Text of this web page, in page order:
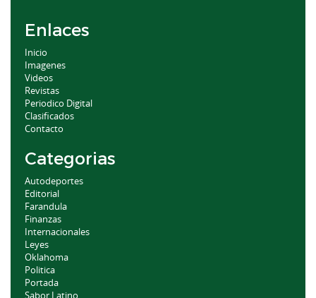
Enlaces
Inicio
Imagenes
Videos
Revistas
Periodico Digital
Clasificados
Contacto
Categorias
Autodeportes
Editorial
Farandula
Finanzas
Internacionales
Leyes
Oklahoma
Politica
Portada
Sabor Latino